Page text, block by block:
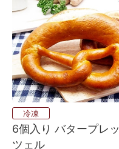
冷凍
6個入り バタープレッ
ツェル